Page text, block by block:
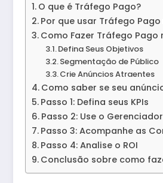
O que é Tráfego Pago?
Por que usar Tráfego
Como Fazer Tráfego
Defina Seus Objetivos
Segmentação de Público
Crie Anúncios Atraentes
Como saber se seu
Passo 1: Defina seus KPIs
Passo 2: Use o
Passo 3: Acompanhe as
Passo 4: Analise o ROI
Conclusão sobre como